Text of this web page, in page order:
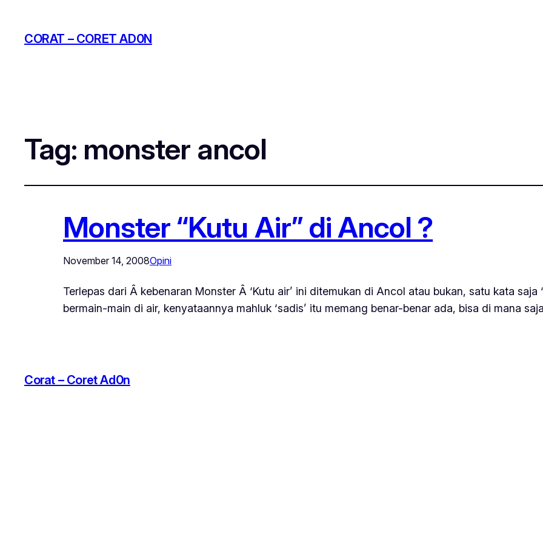
CORAT – CORET AD0N
Tag: monster ancol
Monster “Kutu Air” di Ancol ?
November 14, 2008Opini
Terlepas dari Â kebenaran Monster Â ‘Kutu air’ ini ditemukan di Ancol atau bukan, satu kata saja
bermain-main di air, kenyataannya mahluk ‘sadis’ itu memang benar-benar ada, bisa di mana
Corat – Coret Ad0n